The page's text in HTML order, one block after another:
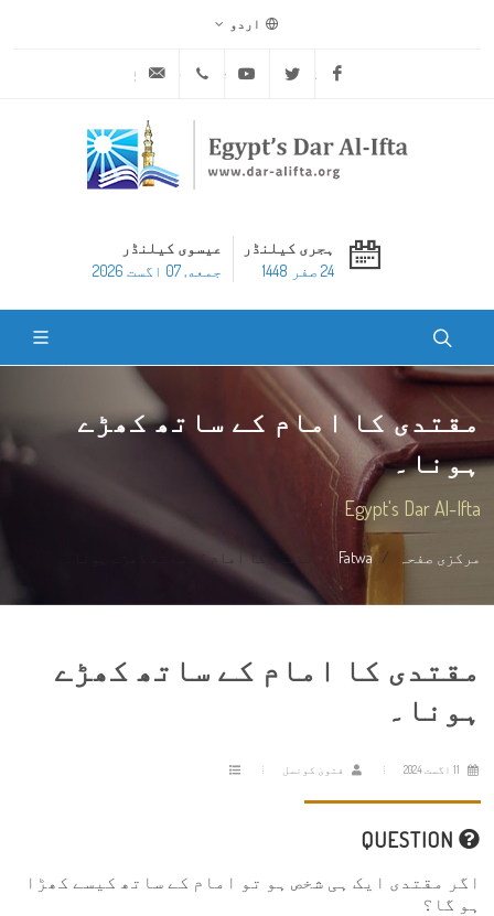
اردو
Facebook
Twitter
Youtube
ہجری کیلنڈر
24 صفر 1448
عیسوی کیلنڈر
جمعه, 07 اگست 2026
مقتدی کا امام کے ساتھ کھڑے
ہونا۔
Egypt's Dar Al-Ifta
مرکزی صفحہ Fatwa مقتدی کا امام کے ساتھ کھڑے ہونا۔
مقتدی کا امام کے ساتھ کھڑے
ہونا۔
فتویٰ کونسل
اگر مقتدی ایک ہی شخص ہو تو امام کے ساتھ کیسے کھڑا
ہو گا؟